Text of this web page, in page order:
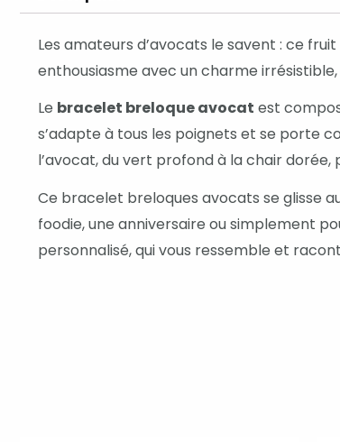
Les amateurs d’avocats le savent : ce
enthousiasme avec un charme
Le bracelet breloque avocat est
s’adapte à tous les poignets et se porte
l’avocat, du vert profond à la chair dorée,
Ce bracelet breloques avocats se glisse
foodie, une anniversaire ou simplement
personnalisé, qui vous ressemble et